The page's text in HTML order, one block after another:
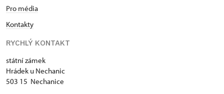
Pro média
Kontakty
RYCHLÝ KONTAKT
státní zámek
Hrádek u Nechanic
503 15 Nechanice